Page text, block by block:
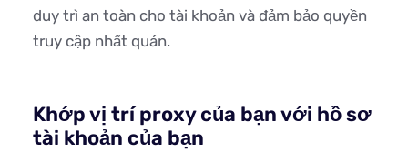
duy trì an toàn cho tài khoản và đảm bảo quyền
truy cập nhất quán.
Khớp vị trí proxy của bạn với hồ sơ
tài khoản của bạn